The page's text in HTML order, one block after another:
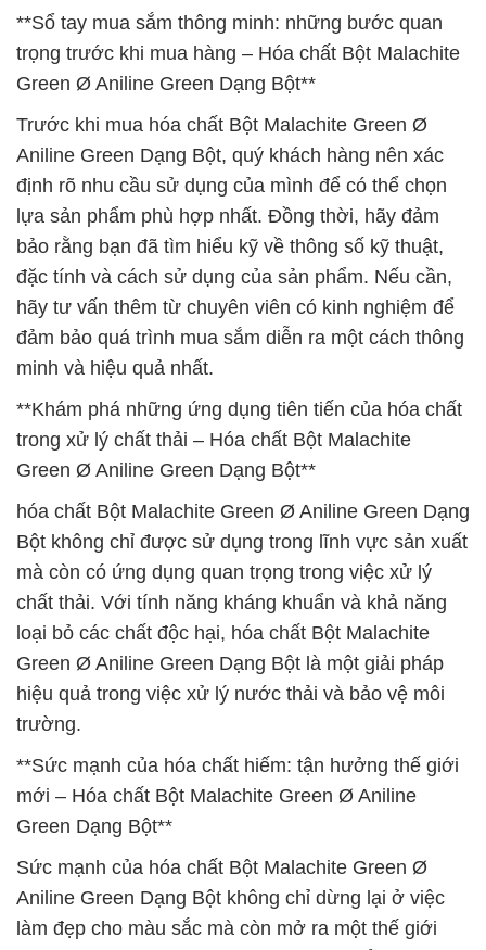
**Sổ tay mua sắm thông minh: những bước quan
trọng trước khi mua hàng – Hóa chất Bột Malachite
Green Ø Aniline Green Dạng Bột**
Trước khi mua hóa chất Bột Malachite Green Ø
Aniline Green Dạng Bột, quý khách hàng nên xác
định rõ nhu cầu sử dụng của mình để có thể chọn
lựa sản phẩm phù hợp nhất. Đồng thời, hãy đảm
bảo rằng bạn đã tìm hiểu kỹ về thông số kỹ thuật,
đặc tính và cách sử dụng của sản phẩm. Nếu cần,
hãy tư vấn thêm từ chuyên viên có kinh nghiệm để
đảm bảo quá trình mua sắm diễn ra một cách thông
minh và hiệu quả nhất.
**Khám phá những ứng dụng tiên tiến của hóa chất
trong xử lý chất thải – Hóa chất Bột Malachite
Green Ø Aniline Green Dạng Bột**
hóa chất Bột Malachite Green Ø Aniline Green Dạng
Bột không chỉ được sử dụng trong lĩnh vực sản xuất
mà còn có ứng dụng quan trọng trong việc xử lý
chất thải. Với tính năng kháng khuẩn và khả năng
loại bỏ các chất độc hại, hóa chất Bột Malachite
Green Ø Aniline Green Dạng Bột là một giải pháp
hiệu quả trong việc xử lý nước thải và bảo vệ môi
trường.
**Sức mạnh của hóa chất hiếm: tận hưởng thế giới
mới – Hóa chất Bột Malachite Green Ø Aniline
Green Dạng Bột**
Sức mạnh của hóa chất Bột Malachite Green Ø
Aniline Green Dạng Bột không chỉ dừng lại ở việc
làm đẹp cho màu sắc mà còn mở ra một thế giới